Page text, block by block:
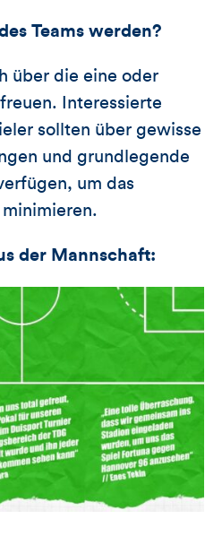
Teams werden?
über die eine oder
Interessierte
sollten über gewisse
und grundlegende
um das
der Mannschaft: